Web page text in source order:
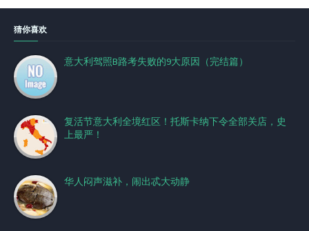
猜你喜欢
意大利驾照B路考失败的9大原因（完结篇）
复活节意大利全境红区！托斯卡纳下令全部关店，史
上最严！
华人闷声滋补，闹出忒大动静